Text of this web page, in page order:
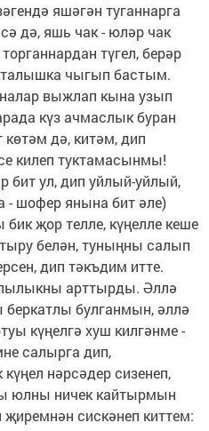
яшәгән туганнарга
дә, яшь чак - юләр чак
түгел, берәр
чыгып бастым.
выжлап кына узып
күз ачмаслык буран
дә, китәм, дип
килеп туктамасынмы!
бит ул, дип уйлый-уйлый,
- шофер янына бит әле)
җор телле, күңелле кеше
белән, туныңны салып
дип тәкъдим итте.
арттырды. Әллә
булганмын, әллә
күңелгә хуш килгәнме -
салырга дип,
нәрсәдер сизенеп,
юлны ничек кайтырмын
сискәнеп киттем: